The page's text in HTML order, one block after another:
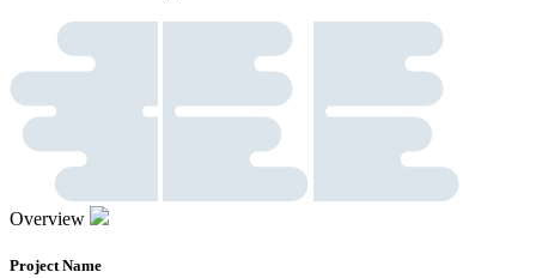
Overview
Project Name